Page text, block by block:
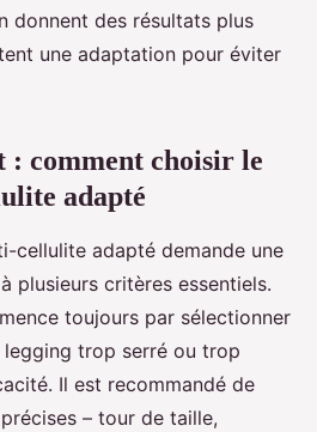
donnent des résultats plus
une adaptation pour éviter
: comment choisir le
adapté
cellulite adapté demande une
plusieurs critères essentiels.
toujours par sélectionner
trop serré ou trop
Il est recommandé de
– tour de taille,